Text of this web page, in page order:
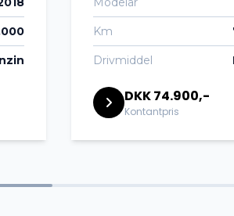
Km
Drivmiddel
DKK 74.900,-
Kontantpris